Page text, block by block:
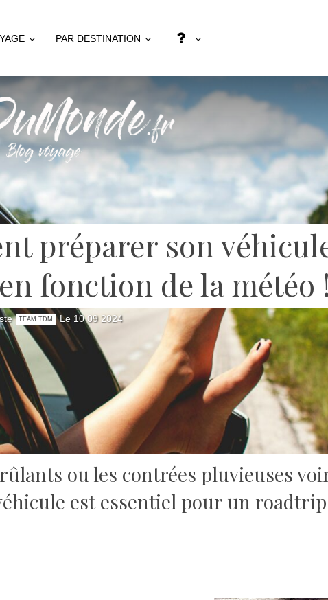
PAR DESTINATION
préparer son
fonction de la météo !
TEAM TDM Le 10 09 2024
ou les contrées pluvieuses
est essentiel pour un